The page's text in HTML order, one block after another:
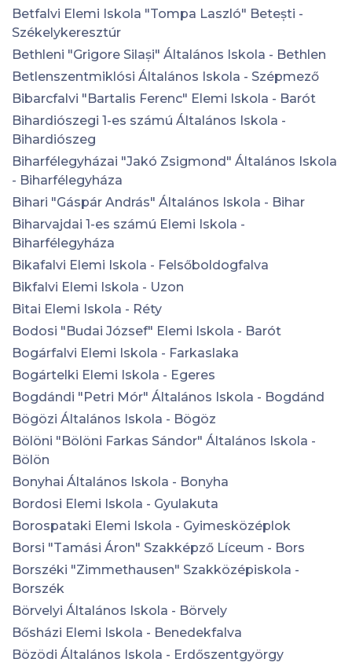
Betfalvi Elemi Iskola "Tompa Laszló" Betești -
Székelykeresztúr
Bethleni "Grigore Silași" Általános Iskola - Bethlen
Betlenszentmiklósi Általános Iskola - Szépmező
Bibarcfalvi "Bartalis Ferenc" Elemi Iskola - Barót
Bihardiószegi 1-es számú Általános Iskola -
Bihardiószeg
Biharfélegyházai "Jakó Zsigmond" Általános Iskola
- Biharfélegyháza
Bihari "Gáspár András" Általános Iskola - Bihar
Biharvajdai 1-es számú Elemi Iskola -
Biharfélegyháza
Bikafalvi Elemi Iskola - Felsőboldogfalva
Bikfalvi Elemi Iskola - Uzon
Bitai Elemi Iskola - Réty
Bodosi "Budai József" Elemi Iskola - Barót
Bogárfalvi Elemi Iskola - Farkaslaka
Bogártelki Elemi Iskola - Egeres
Bogdándi "Petri Mór" Általános Iskola - Bogdánd
Bögözi Általános Iskola - Bögöz
Bölöni "Bölöni Farkas Sándor" Általános Iskola -
Bölön
Bonyhai Általános Iskola - Bonyha
Bordosi Elemi Iskola - Gyulakuta
Borospataki Elemi Iskola - Gyimesközéplok
Borsi "Tamási Áron" Szakképző Líceum - Bors
Borszéki "Zimmethausen" Szakközépiskola -
Borszék
Börvelyi Általános Iskola - Börvely
Bősházi Elemi Iskola - Benedekfalva
Bözödi Általános Iskola - Erdőszentgyörgy